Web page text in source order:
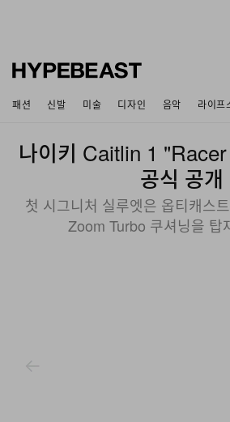
패션 신발 미술 디자인 음악 라이프
나이키 Caitlin 1
공식 공개
첫 시그니처 실루엣은 옵티캐스
Zoom Turbo 쿠셔닝을 탑